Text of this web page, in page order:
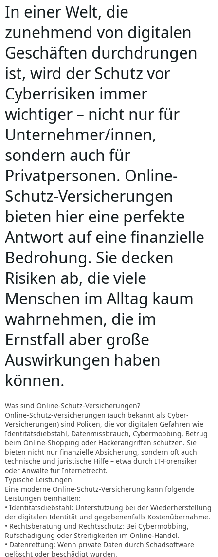
In einer Welt, die
zunehmend von digitalen
Geschäften durchdrungen
ist, wird der Schutz vor
Cyberrisiken immer
wichtiger – nicht nur für
Unternehmer/innen,
sondern auch für
Privatpersonen. Online-
Schutz-Versicherungen
bieten hier eine perfekte
Antwort auf eine finanzielle
Bedrohung. Sie decken
Risiken ab, die viele
Menschen im Alltag kaum
wahrnehmen, die im
Ernstfall aber große
Auswirkungen haben
können.
Was sind Online-Schutz-Versicherungen?
Online-Schutz-Versicherungen (auch bekannt als Cyber-
Versicherungen) sind Policen, die vor digitalen Gefahren wie
Identitätsdiebstahl, Datenmissbrauch, Cybermobbing, Betrug
beim Online-Shopping oder Hackerangriffen schützen. Sie
bieten nicht nur finanzielle Absicherung, sondern oft auch
technische und juristische Hilfe – etwa durch IT-Forensiker
oder Anwälte für Internetrecht.
Typische Leistungen
Eine moderne Online-Schutz-Versicherung kann folgende
Leistungen beinhalten:
• Identitätsdiebstahl: Unterstützung bei der Wiederherstellung
der digitalen Identität und gegebenenfalls Kostenübernahme.
• Rechtsberatung und Rechtsschutz: Bei Cybermobbing,
Rufschädigung oder Streitigkeiten im Online-Handel.
• Datenrettung: Wenn private Daten durch Schadsoftware
gelöscht oder beschädigt wurden.